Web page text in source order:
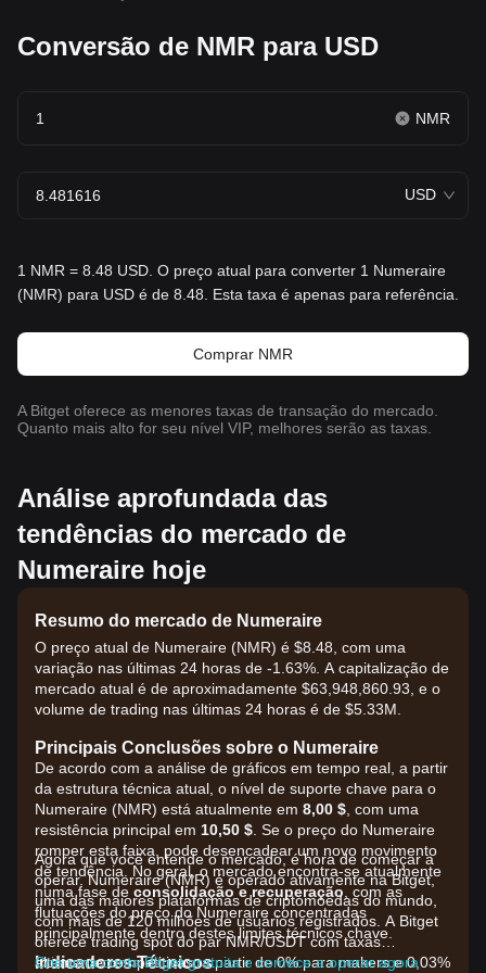
Conversão de NMR para USD
NMR
USD
1 NMR = 8.48 USD. O preço atual para converter 1 Numeraire
(NMR) para USD é de 8.48. Esta taxa é apenas para referência.
Comprar NMR
A Bitget oferece as menores taxas de transação do mercado.
Quanto mais alto for seu nível VIP, melhores serão as taxas.
Análise aprofundada das
tendências do mercado de
Numeraire hoje
Resumo do mercado de Numeraire
O preço atual de Numeraire (NMR) é $8.48, com uma
variação nas últimas 24 horas de -1.63%. A capitalização de
mercado atual é de aproximadamente $63,948,860.93, e o
volume de trading nas últimas 24 horas é de $5.33M.
Principais Conclusões sobre o Numeraire
De acordo com a análise de gráficos em tempo real, a partir
da estrutura técnica atual, o nível de suporte chave para o
Numeraire (NMR) está atualmente em 8,00 $ , com uma
resistência principal em 10,50 $ . Se o preço do Numeraire
romper esta faixa, pode desencadear um novo movimento
de tendência. No geral, o mercado encontra-se atualmente
numa fase de consolidação e recuperação , com as
flutuações do preço do Numeraire concentradas
principalmente dentro destes limites técnicos chave.
Indicadores Técnicos
Agora que você entende o mercado, é hora de começar a
operar. Numeraire (NMR) é operado ativamente na Bitget,
uma das maiores plataformas de criptomoedas do mundo,
com mais de 120 milhões de usuários registrados. A Bitget
oferece trading spot do par NMR/USDT com taxas
altamente competitivas, a partir de 0% para makers e 0,03%
Crie uma conta Bitget gratuita e comece a operar agora